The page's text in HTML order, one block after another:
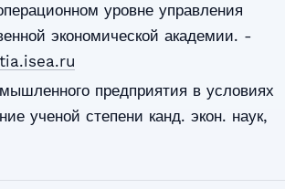
уровне управления
экономической академии. -
предприятия в условиях
ученой степени канд. экон. наук,